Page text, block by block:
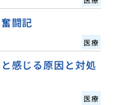
闘記
医療
感じる原因と対処
医療